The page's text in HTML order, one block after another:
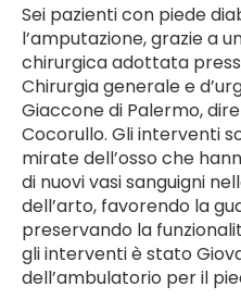
Sei pazienti con piede
l’amputazione, grazie a
chirurgica adottata
Chirurgia generale e
Giaccone di Palermo,
Cocorullo. Gli interventi
mirate dell’osso che
di nuovi vasi sanguigni
dell’arto, favorendo la
preservando la
gli interventi è stato
dell’ambulatorio per il